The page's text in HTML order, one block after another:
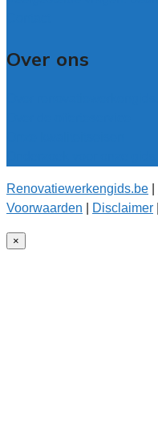
Over ons
Renovatiewerkengids.be
Voorwaarden
Disclaimer
×